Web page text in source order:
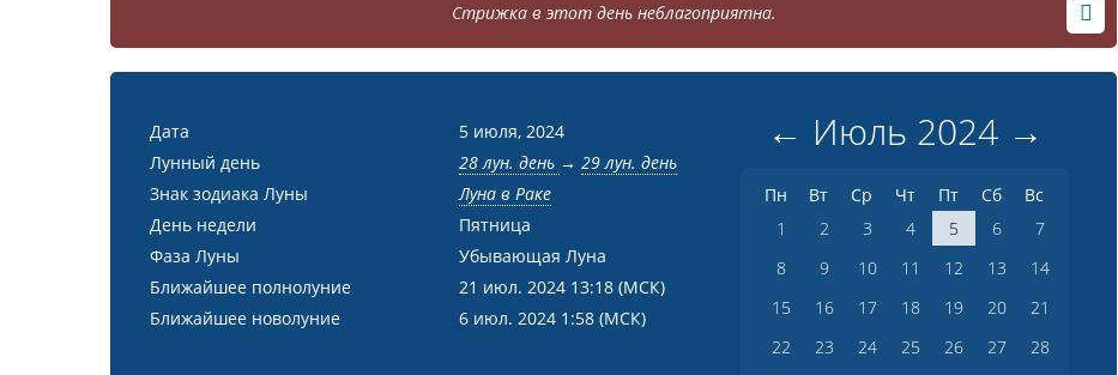
Стрижка в этот день неблагоприятна.
Дата
5 июля, 2024
Лунный день
28 лун. день → 29 лун. день
Знак зодиака Луны
Луна в Раке
День недели
Пятница
Фаза Луны
Убывающая Луна
Ближайшее полнолуние
21 июл. 2024 13:18 (МСК)
Ближайшее новолуние
6 июл. 2024 1:58 (МСК)
← Июль 2024 →
Пн Вт Ср Чт Пт Сб
Вс
1
2 3 4 5 6
7
8
9 10 11 12 13
14
15
16 17 18 19 20
21
22
23 24 25 26 27
28